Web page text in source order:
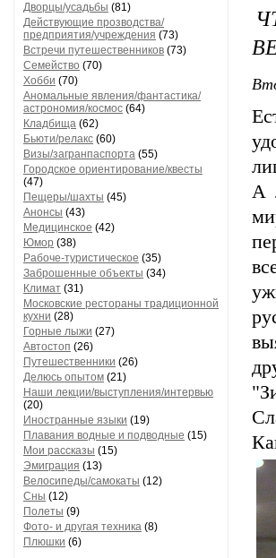
Дворцы/усадьбы (81)
Действующие прозводства/
предприятия/учреждения (73)
Встречи путешественников (73)
Семейство (70)
Хобби (70)
Аномальные явления/фантастика/
астрономия/космос (64)
Кладбища (62)
Бьюти/релакс (60)
Визы/загранпаспорта (55)
Городское ориентирование/квесты
(47)
Пещеры/шахты (45)
Анонсы (43)
Медицинское (42)
Юмор (38)
Рабоче-туристическое (35)
Заброшенные объекты (34)
Климат (31)
Московские рестораны традиционной
кухни (28)
Горные лыжи (27)
Автостоп (26)
Путешественники (26)
Делюсь опытом (21)
Наши лекции/выступления/интервью
(20)
Иностранные языки (19)
Плавания водные и подводные (15)
Мои рассказы (15)
Эмиграция (13)
Велосипеды/самокаты (12)
Сны (12)
Полеты (9)
Фото- и другая техника (8)
Плюшки (6)
А